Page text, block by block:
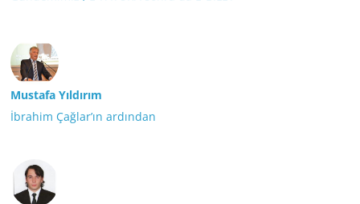
Mustafa Yıldırım
İbrahim Çağlar’ın ardından